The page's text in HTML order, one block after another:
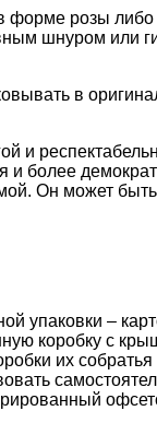
форме розы
шнуром или
в
и
и более
Он может
упаковки –
коробку с
их собратья